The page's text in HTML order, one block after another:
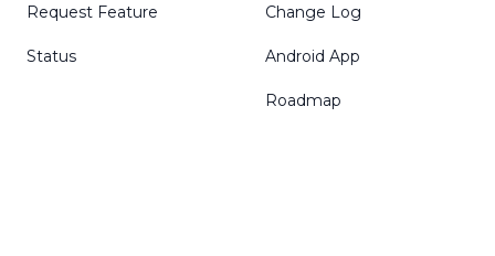
Request Feature
Status
Change Log
Android App
Roadmap